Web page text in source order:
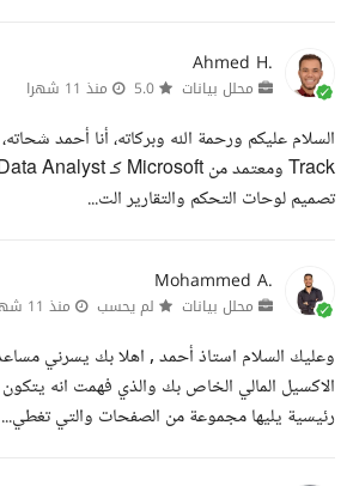
Ahmed H.
محلل بيانات منذ 11 شهرا
تصميم لوحات التحكم والتقارير الت...
Mohammed A.
محلل بيانات لم يحسب منذ 11 شهرا
وعليك السلام استاذ أحمد , اهلا بك يسرني
الاكسيل المالي الخاص بك والذي فهمت انه
رئيسية يليها مجموعة من الصفحات والتي تغطي...